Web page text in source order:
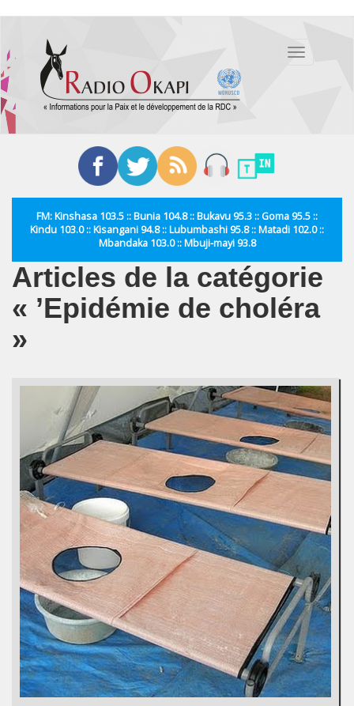
contenu
principal
Toggle
FM: Kinshasa 103.5 :: Bunia 104.8 :: Bukavu 95.3 :: Goma 95.5 ::
Kindu 103.0 :: Kisangani 94.8 :: Lubumbashi 95.8 :: Matadi 102.0 ::
Mbandaka 103.0 :: Mbuji-mayi 93.8
Articles de la catégorie
« ’Epidémie de choléra
»